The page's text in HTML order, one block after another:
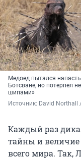
Медоед пытался
Ботсване, но потерпел
шипами»
Источник: David Northall
Каждый раз
тайны и величие
всего мира. Так,